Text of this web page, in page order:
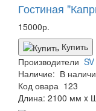
Гостиная
15000р.
Купить
Производители
Наличие: В
Код овара 123
Длина: 2100 мм x